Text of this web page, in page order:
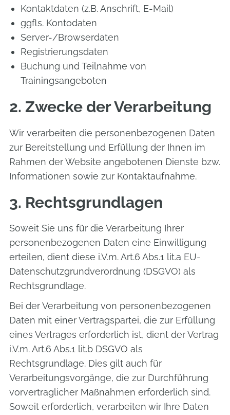
Kontaktdaten (z.B. Anschrift, E-Mail)
ggfls. Kontodaten
Server-/Browserdaten
Registrierungsdaten
Buchung und Teilnahme von
Trainingsangeboten
2. Zwecke der Verarbeitung
Wir verarbeiten die personenbezogenen Daten
zur Bereitstellung und Erfüllung der Ihnen im
Rahmen der Website angebotenen Dienste bzw.
Informationen sowie zur Kontaktaufnahme.
3. Rechtsgrundlagen
Soweit Sie uns für die Verarbeitung Ihrer
personenbezogenen Daten eine Einwilligung
erteilen, dient diese i.V.m. Art.6 Abs.1 lit.a EU-
Datenschutzgrundverordnung (DSGVO) als
Rechtsgrundlage.
Bei der Verarbeitung von personenbezogenen
Daten mit einer Vertragspartei, die zur Erfüllung
eines Vertrages erforderlich ist, dient der Vertrag
i.V.m. Art.6 Abs.1 lit.b DSGVO als
Rechtsgrundlage. Dies gilt auch für
Verarbeitungsvorgänge, die zur Durchführung
vorvertraglicher Maßnahmen erforderlich sind.
Soweit erforderlich, verarbeiten wir Ihre Daten